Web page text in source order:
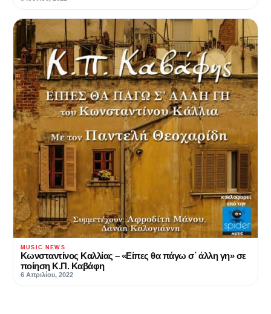
MUSIC NEWS
Κωνσταντίνος Καλλίας – «Είπες θα πάγω σ΄ άλλη γη» σε
ποίηση Κ.Π. Καβάφη
6 Απριλίου, 2022